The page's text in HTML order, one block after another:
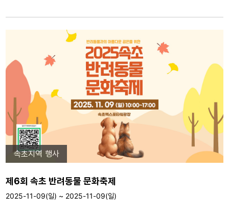
속초지역 행사
제6회 속초 반려동물 문화축제
2025-11-09(일) ~ 2025-11-09(일)